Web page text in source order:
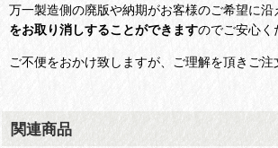
万一製造側の廃版や納期がお客様のご希望に沿
をお取り消しすることができますのでご安心く
ご不便をおかけ致しますが、ご理解を頂きご注
関連商品